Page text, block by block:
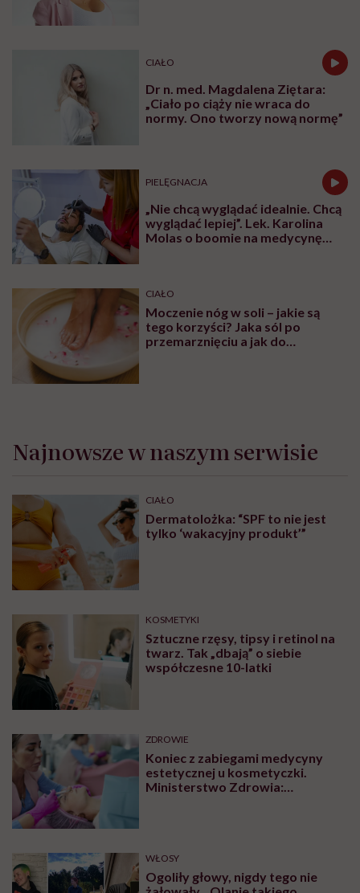
CIAŁO
Dr n. med. Magdalena Ziętara:
„Ciało po ciąży nie wraca do
normy. Ono tworzy nową normę”
PIELĘGNACJA
„Nie chcą wyglądać idealnie. Chcą
wyglądać lepiej”. Lek. Karolina
Molas o boomie na medycynę
CIAŁO
Moczenie nóg w soli – jakie są
tego korzyści? Jaka sól po
przemarznięciu a jak do
Najnowsze w naszym serwisie
CIAŁO
Dermatolożka: “SPF to nie jest
tylko ‘wakacyjny produkt’”
KOSMETYKI
Sztuczne rzęsy, tipsy i retinol na
twarz. Tak „dbają” o siebie
współczesne 10-latki
ZDROWIE
Koniec z zabiegami medycyny
estetycznej u kosmetyczki.
Ministerstwo Zdrowia:
WŁOSY
Ogoliły głowy, nigdy tego nie